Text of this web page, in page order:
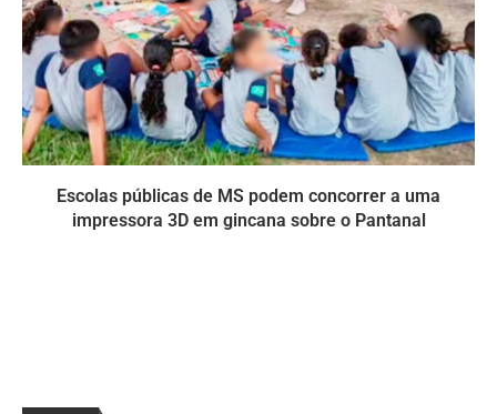
Escolas públicas de MS podem concorrer a uma
impressora 3D em gincana sobre o Pantanal